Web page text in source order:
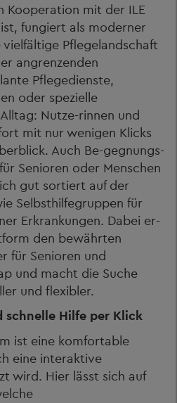
Kooperation mit der ILE
fungiert als moderner
Pflegelandschaft
angrenzenden
Pflegedienste,
oder spezielle
Nutze-rinnen und
mit nur wenigen Klicks
Auch Be-gegnungs-
Senioren oder Menschen
gut sortiert auf der
Selbsthilfegruppen für
Erkrankungen. Dabei er-
den bewährten
für Senioren und
und macht die Suche
und flexibler.
schnelle Hilfe per Klick
ist eine komfortable
eine interaktive
wird. Hier lässt sich auf